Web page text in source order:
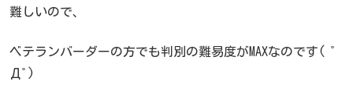
難しいので、
ベテランバーダーの方でも判別の難易度がMAXなのです( ﾟ
Дﾟ)